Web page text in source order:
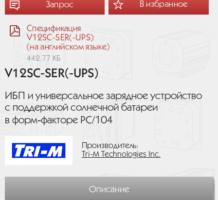
Запрос В избранное
Спецификация
V12SC-SER(-UPS)
(на английском языке)
442.77 КБ
V12SC-SER(-UPS)
ИБП и универсальное зарядное устройство
с поддержкой солнечной батареи
в форм‑факторе PC/104
Производитель:
Tri-M Technologies Inc.
Описание